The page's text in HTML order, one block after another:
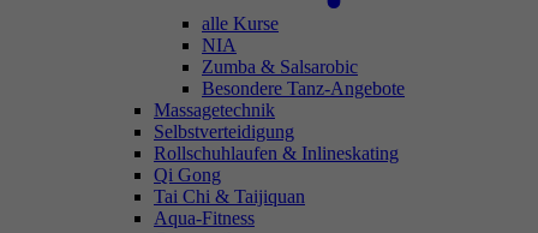
alle Kurse
NIA
Zumba & Salsarobic
Besondere Tanz-Angebote
Massagetechnik
Selbstverteidigung
Rollschuhlaufen & Inlineskating
Qi Gong
Tai Chi & Taijiquan
Aqua-Fitness